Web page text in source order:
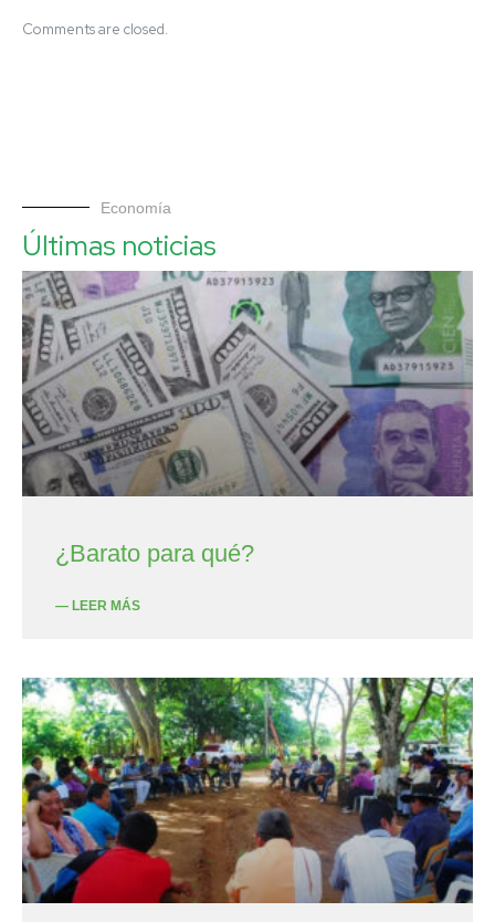
Comments are closed.
Economía
Últimas noticias
¿Barato para qué?
— LEER MÁS